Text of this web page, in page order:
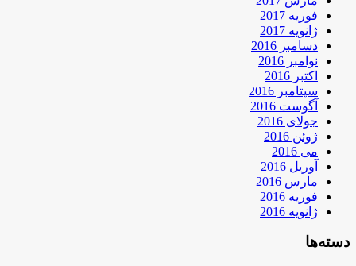
فوریه 2017
ژانویه 2017
دسامبر 2016
نوامبر 2016
اکتبر 2016
سپتامبر 2016
آگوست 2016
جولای 2016
ژوئن 2016
می 2016
آوریل 2016
مارس 2016
فوریه 2016
ژانویه 2016
دسته‌ها